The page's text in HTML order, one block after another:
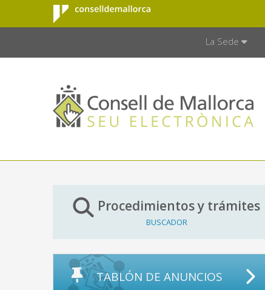
Saltar al contenido principal
Consell de
Mallorca
La Sede
Procedimientos y trámites
BUSCADOR
TABLÓN DE ANUNCIOS